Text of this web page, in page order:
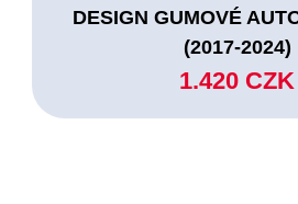
DESIGN GUMOVÉ
(2017-2024)
1.420 CZK